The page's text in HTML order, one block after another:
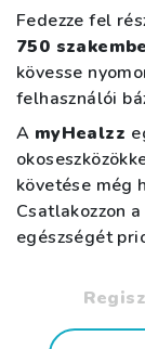
Fedezze fel
750
kövesse
felhasználói
A myHealzz
követése még
Csatlakozzon a
egészségét